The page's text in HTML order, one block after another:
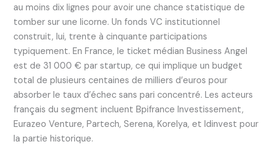
au moins dix lignes pour avoir une chance statistique de
tomber sur une licorne. Un fonds VC institutionnel
construit, lui, trente à cinquante participations
typiquement. En France, le ticket médian Business Angel
est de 31 000 € par startup, ce qui implique un budget
total de plusieurs centaines de milliers d’euros pour
absorber le taux d’échec sans pari concentré. Les acteurs
français du segment incluent Bpifrance Investissement,
Eurazeo Venture, Partech, Serena, Korelya, et Idinvest pour
la partie historique.